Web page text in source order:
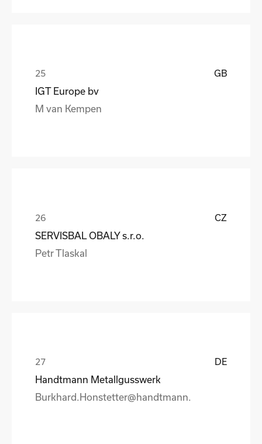
GB
IGT Europe bv
M van Kempen
CZ
SERVISBAL OBALY s.r.o.
Petr Tlaskal
DE
Handtmann Metallgusswerk
Burkhard.Honstetter@handtmann.